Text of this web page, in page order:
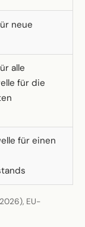
neue
alle
für die
für einen
EU-